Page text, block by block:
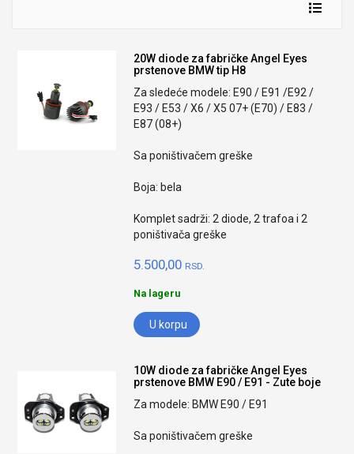
20W diode za fabričke Angel Eyes
prstenove BMW tip H8
Za sledeće modele: E90 / E91 /E92 /
E93 / E53 / X6 / X5 07+ (E70) / E83 /
E87 (08+)
Sa poništivačem greške
Boja: bela
Komplet sadrži: 2 diode, 2 trafoa i 2
poništivača greške
5.500,00 RSD.
Na lageru
U korpu
10W diode za fabričke Angel Eyes
prstenove BMW E90 / E91 - Zute boje
Za modele: BMW E90 / E91
Sa poništivačem greške